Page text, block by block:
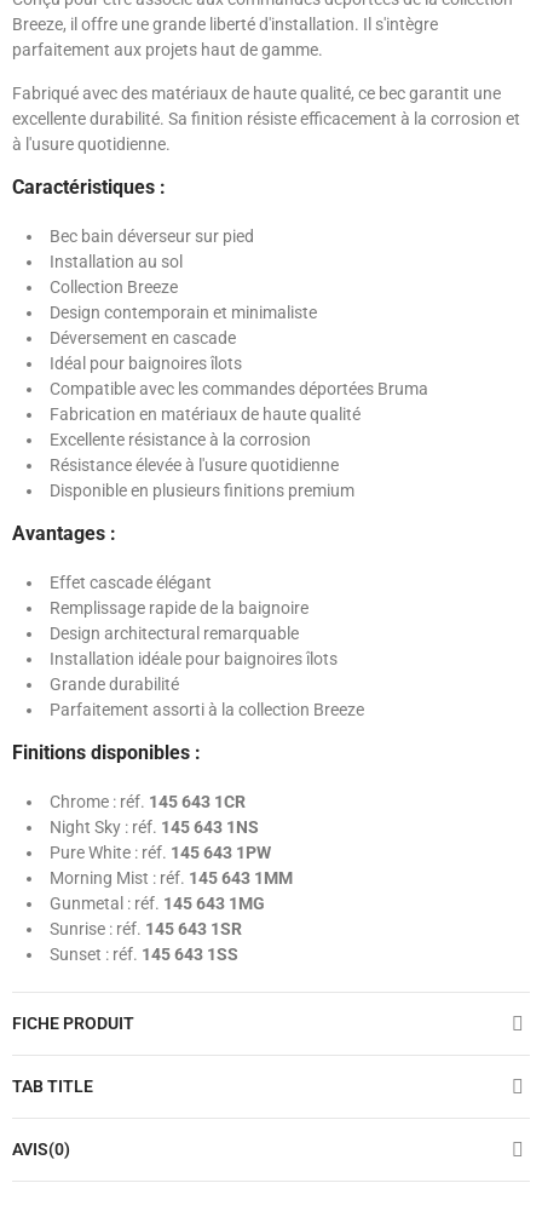
Breeze, il offre une grande liberté d'installation. Il s'intègre
parfaitement aux projets haut de gamme.
Fabriqué avec des matériaux de haute qualité, ce bec garantit une
excellente durabilité. Sa finition résiste efficacement à la corrosion et
à l'usure quotidienne.
Caractéristiques :
Bec bain déverseur sur pied
Installation au sol
Collection Breeze
Design contemporain et minimaliste
Déversement en cascade
Idéal pour baignoires îlots
Compatible avec les commandes déportées Bruma
Fabrication en matériaux de haute qualité
Excellente résistance à la corrosion
Résistance élevée à l'usure quotidienne
Disponible en plusieurs finitions premium
Avantages :
Effet cascade élégant
Remplissage rapide de la baignoire
Design architectural remarquable
Installation idéale pour baignoires îlots
Grande durabilité
Parfaitement assorti à la collection Breeze
Finitions disponibles :
Chrome : réf. 145 643 1CR
Night Sky : réf. 145 643 1NS
Pure White : réf. 145 643 1PW
Morning Mist : réf. 145 643 1MM
Gunmetal : réf. 145 643 1MG
Sunrise : réf. 145 643 1SR
Sunset : réf. 145 643 1SS
FICHE PRODUIT
TAB TITLE
AVIS(0)